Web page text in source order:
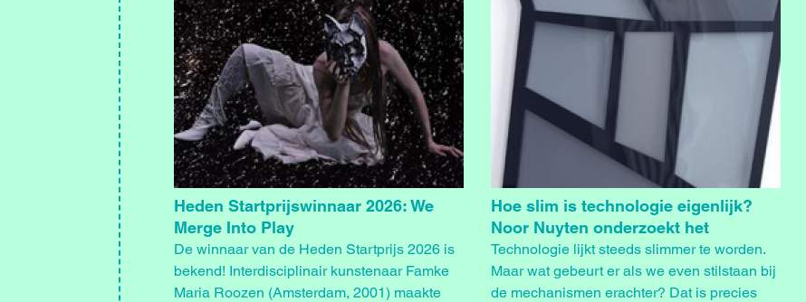
Heden Startprijswinnaar 2026: We
Merge Into Play
De winnaar van de Heden Startprijs 2026 is
bekend! Interdisciplinair kunstenaar Famke
Maria Roozen (Amsterdam, 2001) maakte
Hoe slim is technologie eigenlijk?
Noor Nuyten onderzoekt het
Technologie lijkt steeds slimmer te worden.
Maar wat gebeurt er als we even stilstaan bij
de mechanismen erachter? Dat is precies